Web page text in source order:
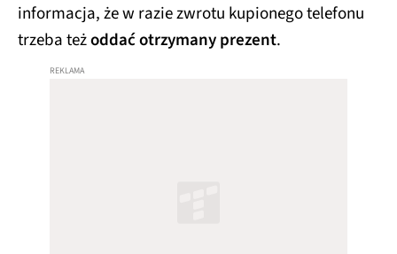
informacja, że w razie zwrotu kupionego telefonu
trzeba teżoddać otrzymany prezent.